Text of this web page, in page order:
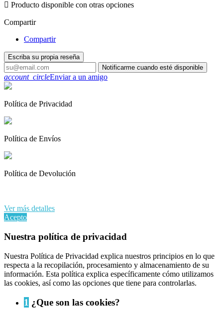
 Producto disponible con otras opciones
Compartir
Compartir
Escriba su propia reseña
Notificarme cuando esté disponible
account_circleEnviar a un amigo
Política de Privacidad
Política de Envíos
Política de Devolución
Ver más detalles
Acepto
Nuestra política de privacidad
Nuestra Política de Privacidad explica nuestros principios en lo que
respecta a la recopilación, procesamiento y almacenamiento de su
información. Esta política explica específicamente cómo utilizamos
las cookies, así como las opciones que tiene para controlarlas.
1 ¿Que son las cookies?